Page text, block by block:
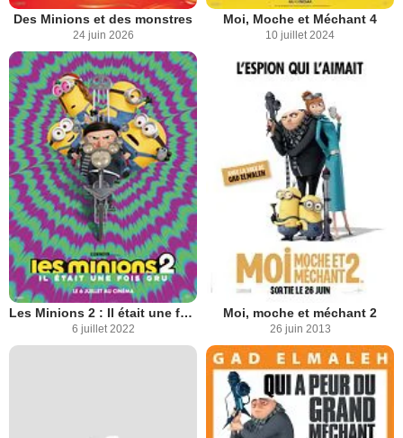
Des Minions et des monstres
24 juin 2026
Moi, Moche et Méchant 4
10 juillet 2024
Les Minions 2 : Il était une fois Gru
6 juillet 2022
Moi, moche et méchant 2
26 juin 2013